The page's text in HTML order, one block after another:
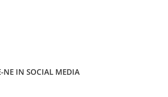
NE IN SOCIAL MEDIA